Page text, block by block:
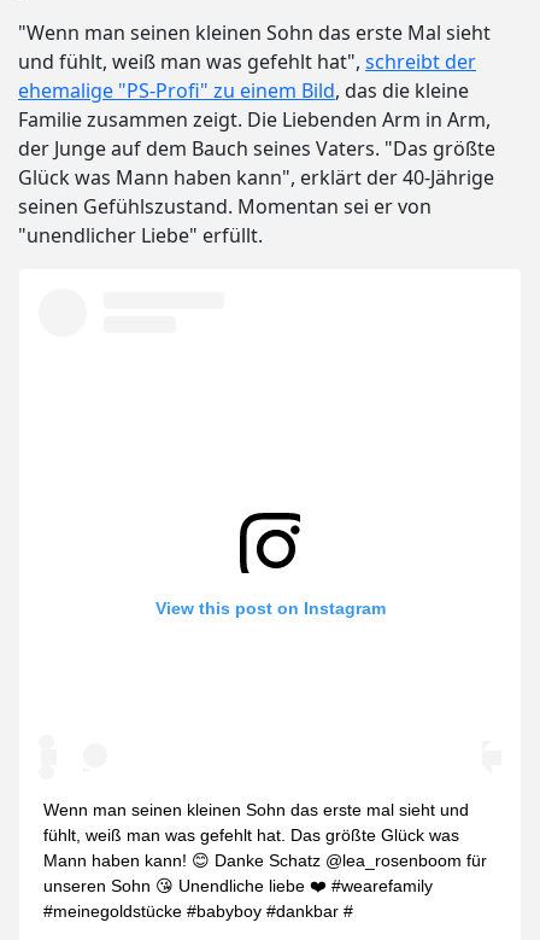
"Wenn man seinen kleinen Sohn das erste Mal sieht
und fühlt, weiß man was gefehlt hat", schreibt der
ehemalige "PS-Profi" zu einem Bild, das die kleine
Familie zusammen zeigt. Die Liebenden Arm in Arm,
der Junge auf dem Bauch seines Vaters. "Das größte
Glück was Mann haben kann", erklärt der 40-Jährige
seinen Gefühlszustand. Momentan sei er von
"unendlicher Liebe" erfüllt.
View this post on Instagram
Wenn man seinen kleinen Sohn das erste mal sieht und
fühlt, weiß man was gefehlt hat. Das größte Glück was
Mann haben kann! 😊 Danke Schatz @lea_rosenboom für
unseren Sohn 😘 Unendliche liebe ❤️ #wearefamily
#meinegoldstücke #babyboy #dankbar #